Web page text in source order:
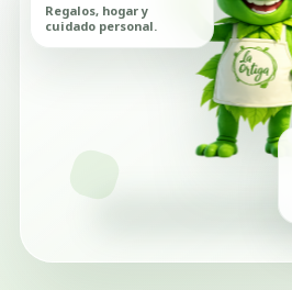
Regalos, hogar y
cuidado personal.